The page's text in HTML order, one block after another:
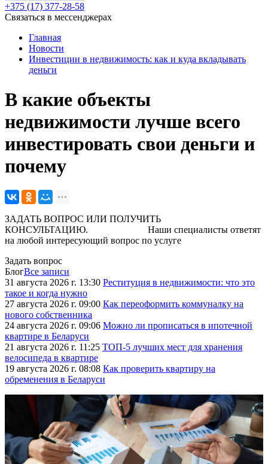
+375 (17) 377-28-58
Связаться в мессенджерах
Главная
Новости
Инвестиции в недвижимость: как и куда вкладывать
деньги
В какие объекты
недвижимости лучше всего
инвестировать свои деньги и
почему
ЗАДАТЬ ВОПРОС ИЛИ ПОЛУЧИТЬ
КОНСУЛЬТАЦИЮ. Наши специалисты ответят
на любой интересующий вопрос по услуге
Задать вопрос
БлогВсе записи
31 августа 2026 г. 13:30 Реституция в недвижимости: что это
такое и когда нужно
27 августа 2026 г. 09:00 Как переоформить коммуналку на
нового собственника
24 августа 2026 г. 09:06 Можно ли прописаться в ипотечной
квартире в Беларуси
21 августа 2026 г. 11:25 ТОП-5 лучших мест для хранения
велосипеда в квартире
19 августа 2026 г. 08:08 Как проверить квартиру на
обременения в Беларуси